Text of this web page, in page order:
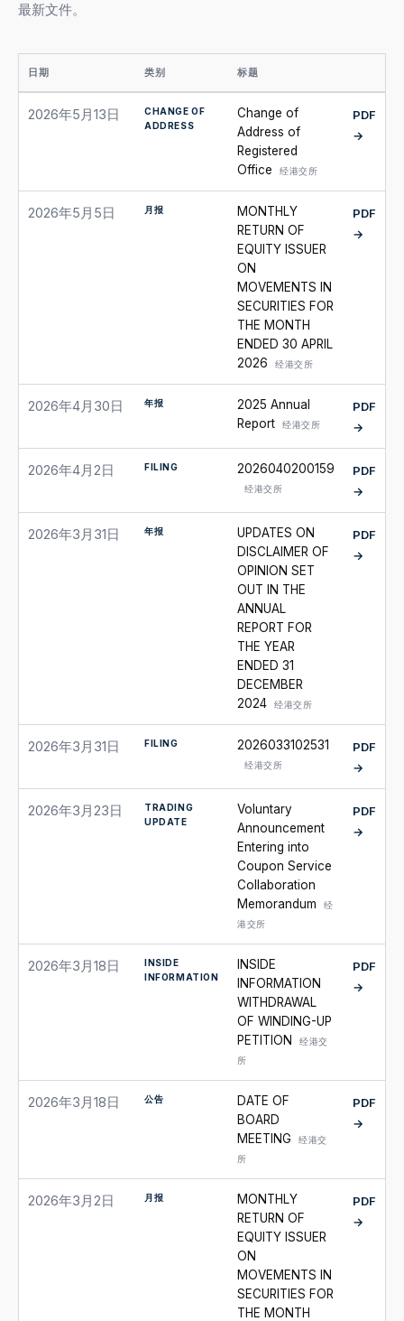
最新文件。
日期 类别 标题
2026年5月13日
CHANGE OF
ADDRESS
Change of
Address of
Registered
Office
经港交所
PDF
→
2026年5月5日 月报
MONTHLY
RETURN OF
EQUITY ISSUER
ON
MOVEMENTS IN
SECURITIES FOR
THE MONTH
ENDED 30 APRIL
2026
经港交所
PDF
→
2026年4月30日 年报
2025 Annual
Report
经港交所
PDF
→
2026年4月2日 FILING 2026040200159
经港交所
PDF
→
2026年3月31日 年报
UPDATES ON
DISCLAIMER OF
OPINION SET
OUT IN THE
ANNUAL
REPORT FOR
THE YEAR
ENDED 31
DECEMBER
2024
经港交所
PDF
→
2026年3月31日 FILING 2026033102531
经港交所
PDF
→
2026年3月23日
TRADING
UPDATE
Voluntary
Announcement
Entering into
Coupon Service
Collaboration
Memorandum
经
港交所
PDF
→
2026年3月18日
INSIDE
INFORMATION
INSIDE
INFORMATION
WITHDRAWAL
OF WINDING-UP
PETITION
经港交
所
PDF
→
2026年3月18日 公告
DATE OF
BOARD
MEETING
经港交
所
PDF
→
2026年3月2日 月报
MONTHLY
RETURN OF
EQUITY ISSUER
ON
MOVEMENTS IN
SECURITIES FOR
THE MONTH
PDF
→